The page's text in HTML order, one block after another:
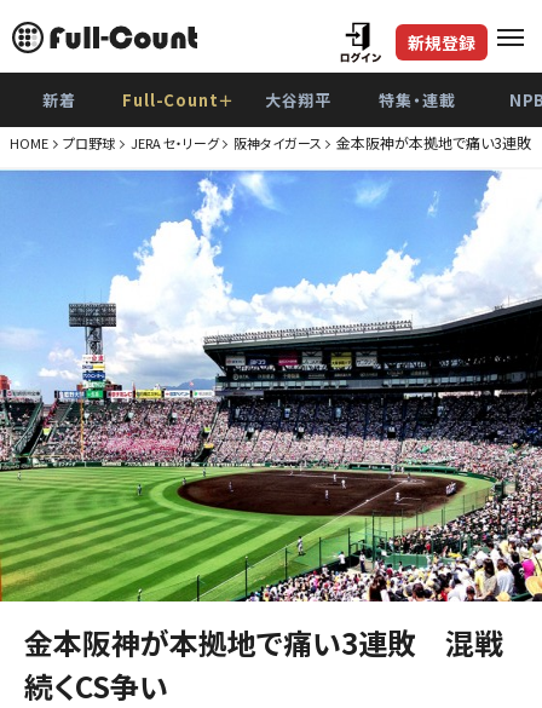
新規登録
新着 Full-Count＋ 大谷翔平 特集・連載
HOME プロ野球 JERA セ・リーグ 阪神タイガース 金本阪神が本拠地で痛い3連敗
金本阪神が本拠地で痛い3連敗 混戦
続くCS争い